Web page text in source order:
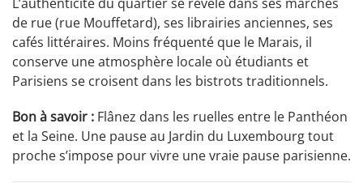
de rue (rue Mouffetard), ses librairies anciennes, ses
cafés littéraires. Moins fréquenté que le Marais, il
conserve une atmosphère locale où étudiants et
Parisiens se croisent dans les bistrots traditionnels.
Bon à savoir : Flânez dans les ruelles entre le Panthéon
et la Seine. Une pause au Jardin du Luxembourg tout
proche s’impose pour vivre une vraie pause parisienne.